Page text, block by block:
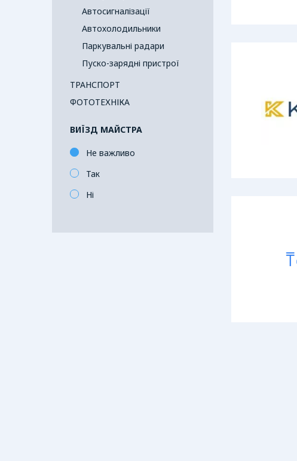
Автосигналізації
Автохолодильники
Паркувальні радари
Пуско-зарядні пристрої
ТРАНСПОРТ
ФОТОТЕХНІКА
ВИЇЗД МАЙСТРА
Не важливо
Так
Ні